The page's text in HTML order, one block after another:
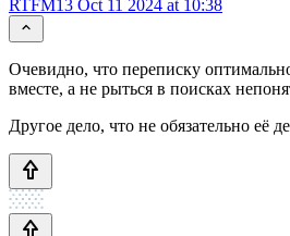
RTFM13 Oct 11 2024 at 10:38
Очевидно, что переписку
вместе, а не рыться в поисках
Другое дело, что не обязательно её